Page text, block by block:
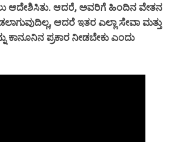
ಆದೇಶಿಸಿತು. ಆದರೆ, ಅವರಿಗೆ ಹಿಂದಿನ ವೇತನ
ಆದರೆ ಇತರ ಎಲ್ಲಾ ಸೇವಾ ಮತ್ತು
ಕಾನೂನಿನ ಪ್ರಕಾರ ನೀಡಬೇಕು ಎಂದು